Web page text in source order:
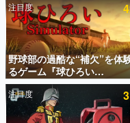
電ファミのいま読まれて
アプリセール情報
インタビュー
連載・特集
注目度
野球部の過酷な“補欠”を体
るゲーム『球ひろい
Simulator』が「1件」のウ
シュリストをもとにチェコ
対応しSNSで話題に。『キ
注目度